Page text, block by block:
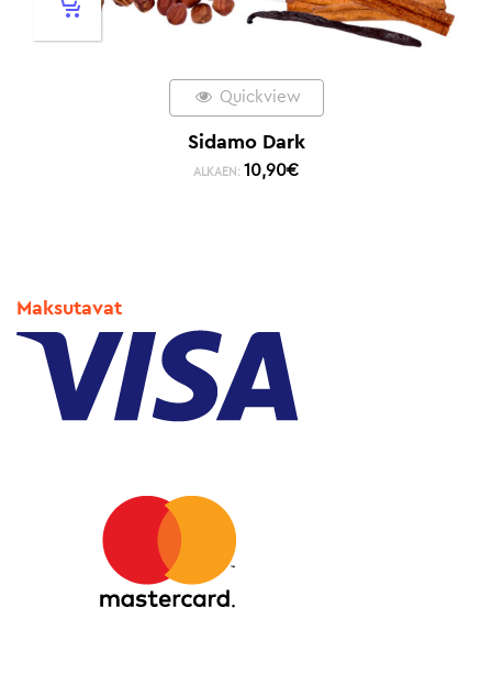
Quickview
Sidamo Dark
ALKAEN: 10,90€
Maksutavat